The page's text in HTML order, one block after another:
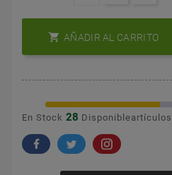
 AÑADIR AL CARRITO
En Stock 28 Disponibleartículos